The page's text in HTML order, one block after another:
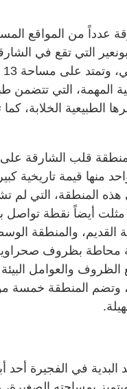
عدداً من المواقع
المهمة، التي
الطبيعية الخلابة،
قلب الشارقة على
منها قيمة تاريخية
هذه المنطقة، التي لم
أيضاً نقطة تواصل
القديم، والمنطقة
محاطة بظروف
الظروف والعوامل
وتضم المنطقة خمسة
في الفجيرة أحد